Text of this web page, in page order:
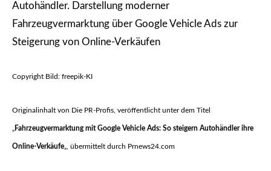
Autohändler. Darstellung moderner
Fahrzeugvermarktung über Google Vehicle Ads zur
Steigerung von Online-Verkäufen
Copyright Bild: freepik-KI
Originalinhalt von Die PR-Profis, veröffentlicht unter dem Titel
„Fahrzeugvermarktung mit Google Vehicle Ads: So steigern Autohändler ihre
Online-Verkäufe„, übermittelt durch Prnews24.com